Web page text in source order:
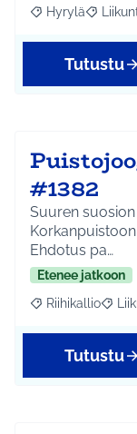
Rajaa tulokset
Hyrylä Rajaa
Tutustu
#1382
Suuren
Ehdotus pa…
Etenee jatkoon
Rajaa tulokset
Riihikallio
Tutustu